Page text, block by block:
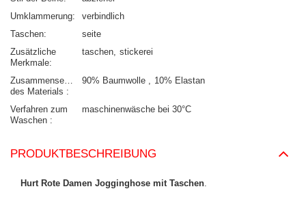
Umklammerung
verbindlich
Taschen
seite
Zusätzliche
Merkmale
taschen stickerei
Zusammensetzung
des Materials
90% Baumwolle 10% Elastan
Verfahren zum
Waschen
maschinenwäsche bei 30°C
PRODUKTBESCHREIBUNG
Hurt Rote Damen Jogginghose mit Taschen.